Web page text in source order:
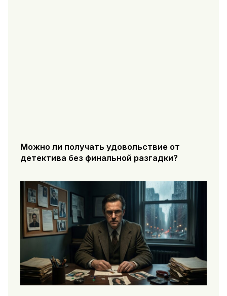
Можно ли получать удовольствие от
детектива без финальной разгадки?